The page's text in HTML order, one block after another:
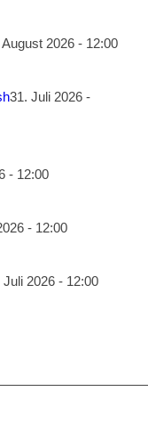
2026 - 12:00
31. Juli 2026 -
- 12:00
- 12:00
Juli 2026 - 12:00